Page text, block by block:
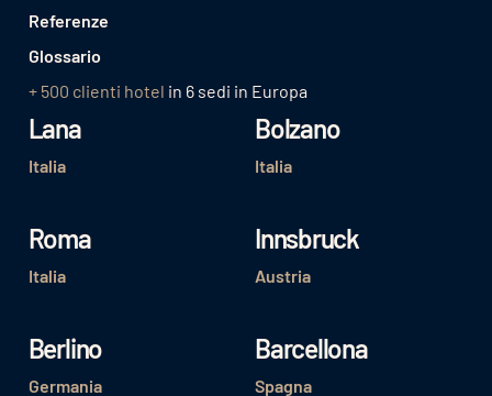
Referenze
Glossario
+ 500 clienti hotel in 6 sedi in Europa
Lana
Italia
Bolzano
Italia
Roma
Italia
Innsbruck
Austria
Berlino
Germania
Barcellona
Spagna